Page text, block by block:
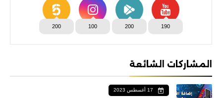
190
200
100
200
المشاركات الشائعة
17 أغسطس 2023